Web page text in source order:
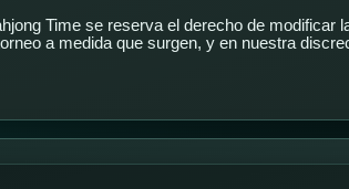
Time se reserva el derecho de
a medida que surgen, y en nuestra